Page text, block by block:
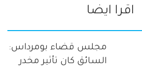
اقرا ايضا
مجلس قضاء بومرداس:
السائق كان تأثير مخدر